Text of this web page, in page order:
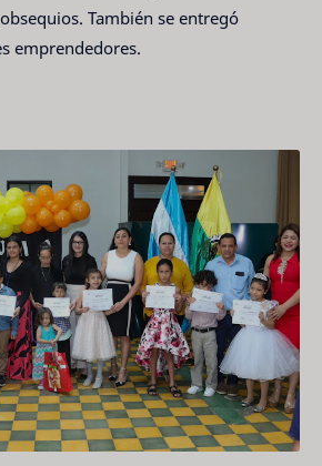
También se entregó
emprendedores.